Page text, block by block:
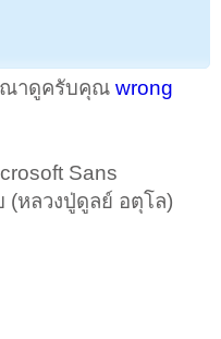
ณาดูครับคุณwrong
Sans
(หลวงปู่ดูลย์ อตุโล)